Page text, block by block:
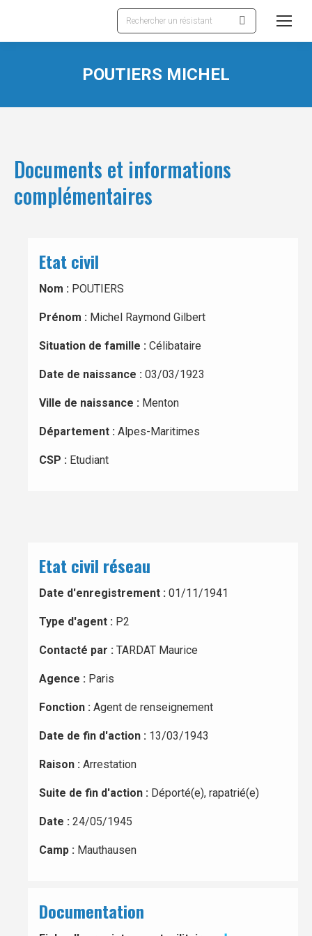
Recherche
:
POUTIERS MICHEL
Documents et informations
complémentaires
Etat civil
Nom : POUTIERS
Prénom : Michel Raymond Gilbert
Situation de famille : Célibataire
Date de naissance : 03/03/1923
Ville de naissance : Menton
Département : Alpes-Maritimes
CSP : Etudiant
Etat civil réseau
Date d'enregistrement : 01/11/1941
Type d'agent : P2
Contacté par : TARDAT Maurice
Agence : Paris
Fonction : Agent de renseignement
Date de fin d'action : 13/03/1943
Raison : Arrestation
Suite de fin d'action : Déporté(e), rapatrié(e)
Date : 24/05/1945
Camp : Mauthausen
Documentation